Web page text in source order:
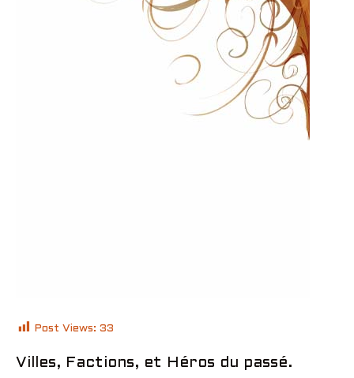
Post Views: 33
Villes, Factions, et Héros du passé.